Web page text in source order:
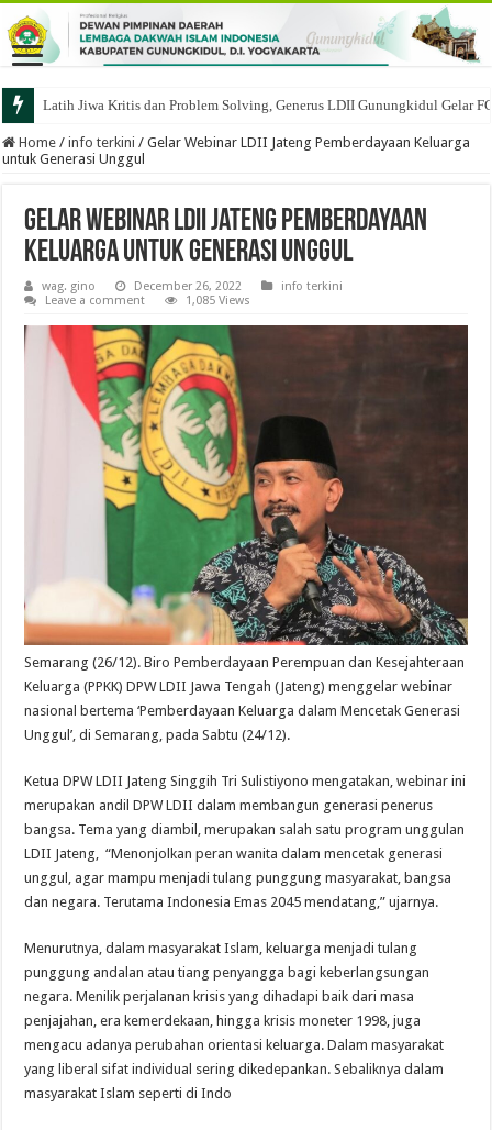
Latih Jiwa Kritis dan Problem Solving, Generus LDII Gunungkidul Gelar
Home / info terkini / Gelar Webinar LDII Jateng Pemberdayaan Keluarga
untuk Generasi Unggul
Gelar Webinar LDII Jateng Pemberdayaan
Keluarga untuk Generasi Unggul
wag. gino December 26, 2022
info terkini
Leave a comment
1,085 Views
Semarang (26/12). Biro Pemberdayaan Perempuan dan Kesejahteraan
Keluarga (PPKK) DPW LDII Jawa Tengah (Jateng) menggelar webinar
nasional bertema ‘Pemberdayaan Keluarga dalam Mencetak Generasi
Unggul’, di Semarang, pada Sabtu (24/12).
Ketua DPW LDII Jateng Singgih Tri Sulistiyono mengatakan, webinar ini
merupakan andil DPW LDII dalam membangun generasi penerus
bangsa. Tema yang diambil, merupakan salah satu program unggulan
LDII Jateng, “Menonjolkan peran wanita dalam mencetak generasi
unggul, agar mampu menjadi tulang punggung masyarakat, bangsa
dan negara. Terutama Indonesia Emas 2045 mendatang,” ujarnya.
Menurutnya, dalam masyarakat Islam, keluarga menjadi tulang
punggung andalan atau tiang penyangga bagi keberlangsungan
negara. Menilik perjalanan krisis yang dihadapi baik dari masa
penjajahan, era kemerdekaan, hingga krisis moneter 1998, juga
mengacu adanya perubahan orientasi keluarga. Dalam masyarakat
yang liberal sifat individual sering dikedepankan. Sebaliknya dalam
masyarakat Islam seperti di Indo